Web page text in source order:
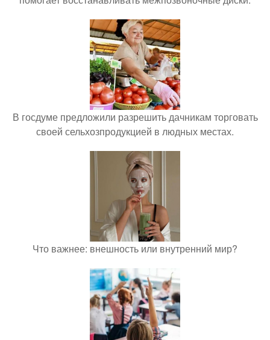
В госдуме предложили разрешить дачникам торговать
своей сельхозпродукцией в людных местах.
Что важнее: внешность или внутренний мир?